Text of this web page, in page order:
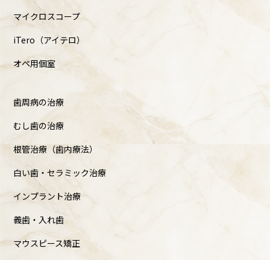
マイクロスコープ
iTero（アイテロ）
オペ用個室
歯周病の治療
むし歯の治療
根管治療（歯内療法）
白い歯・セラミック治療
インプラント治療
義歯・入れ歯
マウスピース矯正